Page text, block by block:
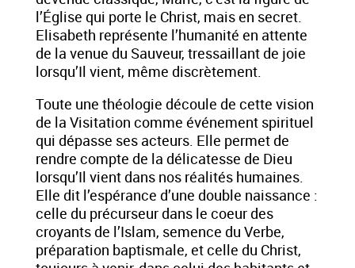
l’Église qui porte le Christ, mais en secret.
Elisabeth représente l’humanité en attente
de la venue du Sauveur, tressaillant de joie
lorsqu’Il vient, même discrètement.
Toute une théologie découle de cette vision
de la Visitation comme événement spirituel
qui dépasse ses acteurs. Elle permet de
rendre compte de la délicatesse de Dieu
lorsqu’Il vient dans nos réalités humaines.
Elle dit l’espérance d’une double naissance :
celle du précurseur dans le coeur des
croyants de l’Islam, semence du Verbe,
préparation baptismale, et celle du Christ,